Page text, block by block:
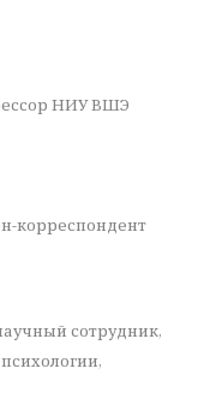
НИУ ВШЭ
корреспондент
сотрудник,